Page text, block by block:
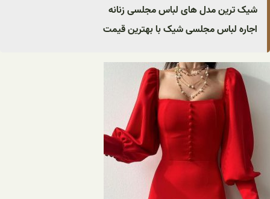
شیک ترین مدل های لباس مجلسی زنانه
اجاره لباس مجلسی شیک با بهترین قیمت